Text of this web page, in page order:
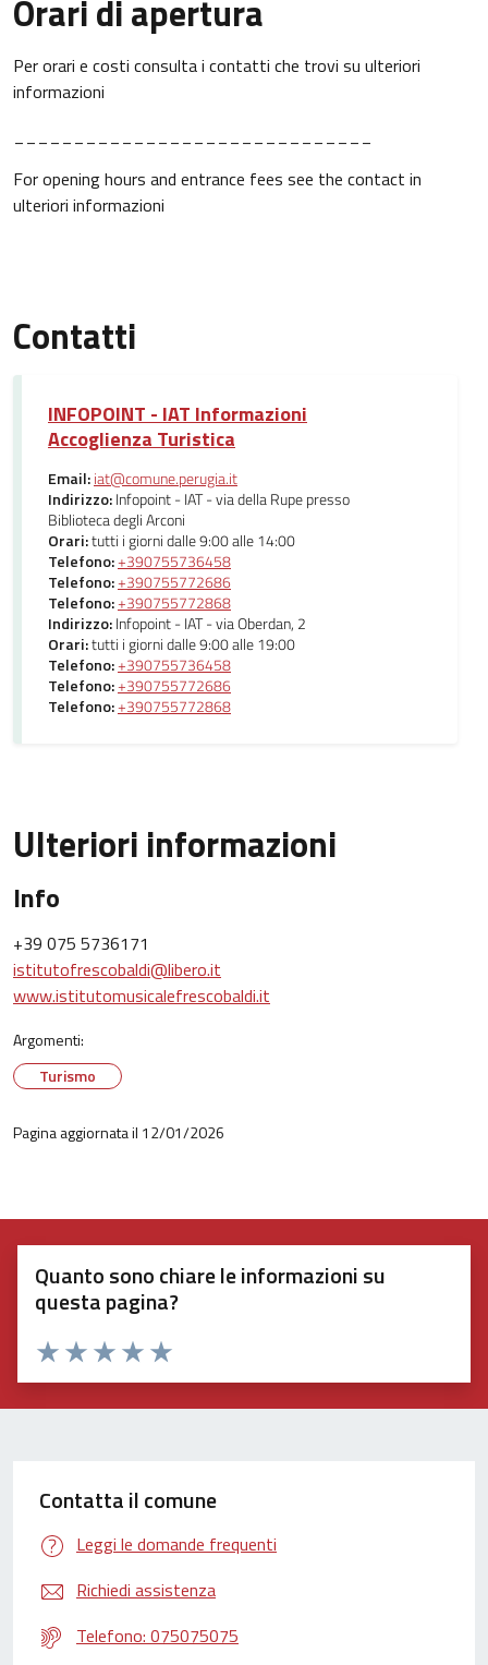
Orari di apertura
Per orari e costi consulta i contatti che trovi su ulteriori
informazioni
For opening hours and entrance fees see the contact in
ulteriori informazioni
Contatti
INFOPOINT - IAT Informazioni
Accoglienza Turistica
Email:iat@comune.perugia.it
Indirizzo:Infopoint - IAT - via della Rupe presso
Biblioteca degli Arconi
Orari:tutti i giorni dalle 9:00 alle 14:00
Telefono:+390755736458
Telefono:+390755772686
Telefono:+390755772868
Indirizzo:Infopoint - IAT - via Oberdan, 2
Orari:tutti i giorni dalle 9:00 alle 19:00
Telefono:+390755736458
Telefono:+390755772686
Telefono:+390755772868
Ulteriori informazioni
Info
+39 075 5736171
istitutofrescobaldi@libero.it
www.istitutomusicalefrescobaldi.it
Argomenti:
Turismo
Pagina aggiornata il 12/01/2026
Quanto sono chiare le informazioni su
questa pagina?
Valuta 5 stelle su 5
Valuta 4 stelle su 5
Valuta 3 stelle su 5
Valuta 2 stelle su 5
Valuta 1 stelle su 5
Contatta il comune
Leggi le domande frequenti
Richiedi assistenza
Telefono: 075075075